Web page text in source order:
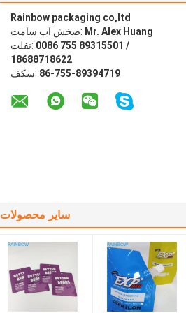
Rainbow packaging co,ltd
تماس با شخص: Mr. Alex Huang
تلفن: 0086 755 89315501 /
18688718622
فکس: 86-755-89394719
سایر محصولات